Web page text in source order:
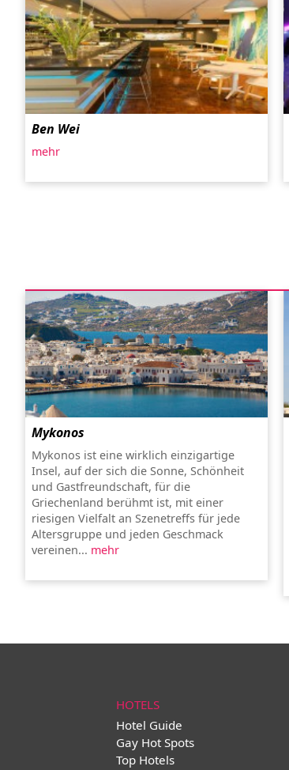
Ben Wei
mehr
Mykonos
Mykonos ist eine wirklich einzigartige
Insel, auf der sich die Sonne, Schönheit
und Gastfreundschaft, für die
Griechenland berühmt ist, mit einer
riesigen Vielfalt an Szenetreffs für jede
Altersgruppe und jeden Geschmack
vereinen... mehr
HOTELS
Hotel Guide
Gay Hot Spots
Top Hotels